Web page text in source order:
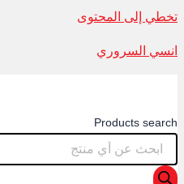
تخطي إلى المحتوى
انسي السروري
Products search